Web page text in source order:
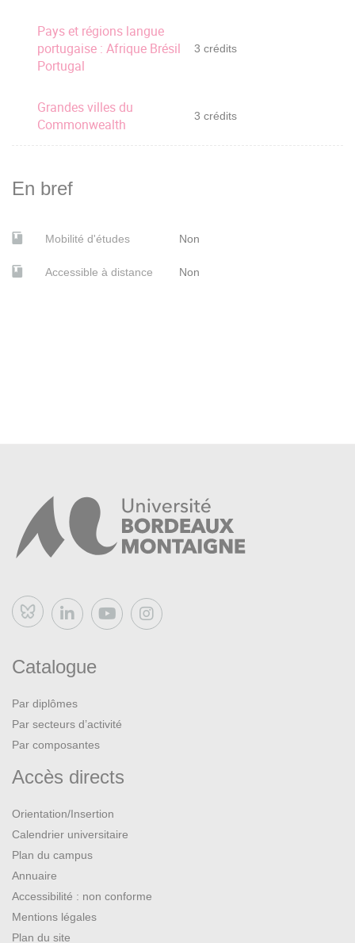
Pays et régions langue
portugaise : Afrique Brésil
Portugal
3 crédits
Grandes villes du
Commonwealth
3 crédits
En bref
Mobilité d'études Non
Accessible à distance Non
Bluesky
Catalogue
Par diplômes
Par secteurs d’activité
Par composantes
Accès directs
Orientation/Insertion
Calendrier universitaire
Plan du campus
Annuaire
Accessibilité : non conforme
Mentions légales
Plan du site